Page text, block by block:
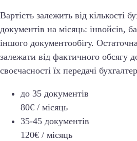
Вартість залежить від кількості
документів на місяць: інвойсів,
іншого документообігу.
залежати від фактичного обсягу
своєчасності їх передачі
до 35 документів
80€ / місяць
35-45 документів
120€ / місяць